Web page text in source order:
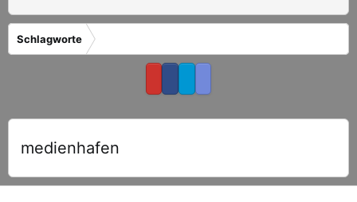
Schlagworte
medienhafen